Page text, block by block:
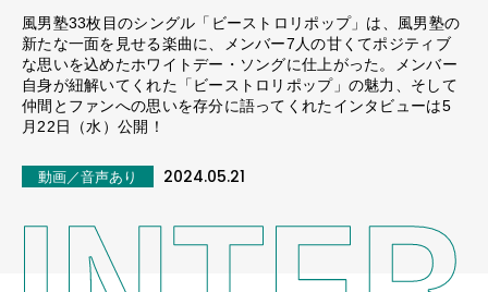
風男塾33枚目のシングル「ビーストロリポップ」は、風男塾の
新たな一面を見せる楽曲に、メンバー7人の甘くてポジティブ
な思いを込めたホワイトデー・ソングに仕上がった。メンバー
自身が紐解いてくれた「ビーストロリポップ」の魅力、そして
仲間とファンへの思いを存分に語ってくれたインタビューは5
月22日（水）公開！
動画／音声あり 2024.05.21